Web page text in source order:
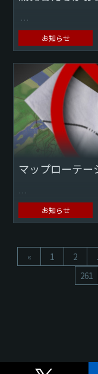
親愛なるプレイヤー
Thunder』プロデ
フと一緒にお答えし
装甲車両
Q.現...
お知らせ
マップローテー
マップやミッション
除外したり、不要
お知らせ
« 1 2
261